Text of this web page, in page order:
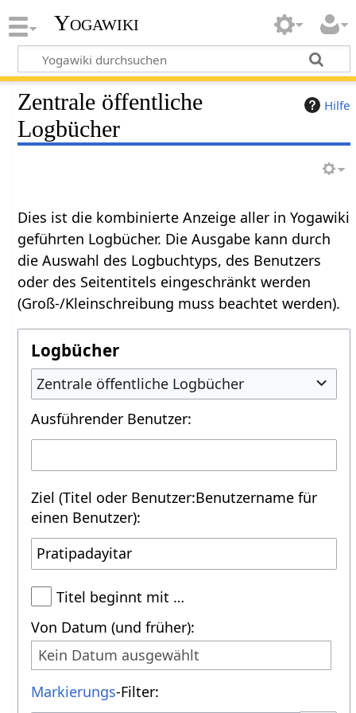
Yogawiki
Hilfe
Zentrale öffentliche
Logbücher
Dies ist die kombinierte Anzeige aller in Yogawiki
geführten Logbücher. Die Ausgabe kann durch
die Auswahl des Logbuchtyps, des Benutzers
oder des Seitentitels eingeschränkt werden
(Groß-/Kleinschreibung muss beachtet werden).
Logbücher
Zentrale öffentliche Logbücher
Ausführender Benutzer:
Ziel (Titel oder Benutzer:Benutzername für
einen Benutzer):
Titel beginnt mit …
Von Datum (und früher):
Kein Datum ausgewählt
Markierungs-Filter: